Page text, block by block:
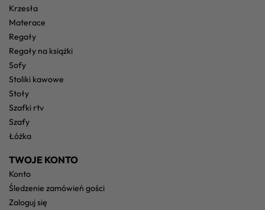
krzesła
materace
regały
regały na książki
sofy
stoliki kawowe
stoły
szafki rtv
szafy
łóżka
TWOJE KONTO
konto
śledzenie zamówień gości
zaloguj się